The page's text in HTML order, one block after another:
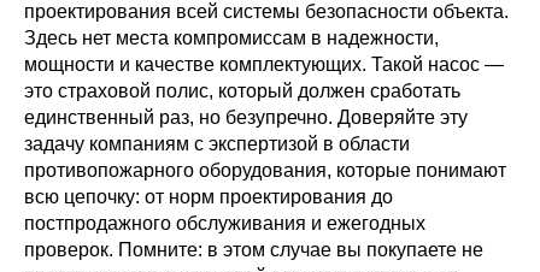
проектирования всей системы безопасности объекта.
Здесь нет места компромиссам в надежности,
мощности и качестве комплектующих. Такой насос —
это страховой полис, который должен сработать
единственный раз, но безупречно. Доверяйте эту
задачу компаниям с экспертизой в области
противопожарного оборудования, которые понимают
всю цепочку: от норм проектирования до
постпродажного обслуживания и ежегодных
проверок. Помните: в этом случае вы покупаете не